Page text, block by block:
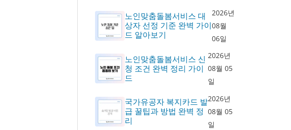
노인맞춤돌봄서비스 대
상자 선정 기준 완벽 가이
드 알아보기
2026년
08월
06일
노인맞춤돌봄서비스 신
청 조건 완벽 정리 가이
드
2026년
08월 05
일
국가유공자 복지카드 발
급 꿀팁과 방법 완벽 정
리
2026년
08월 05
일